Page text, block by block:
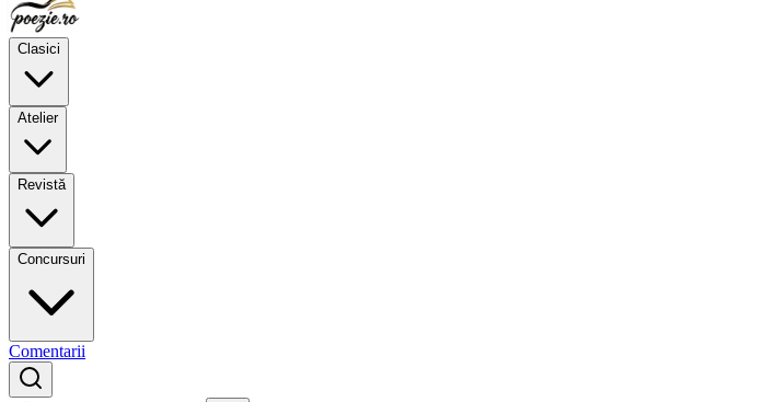
Clasici
Atelier
Revistă
Concursuri
Comentarii